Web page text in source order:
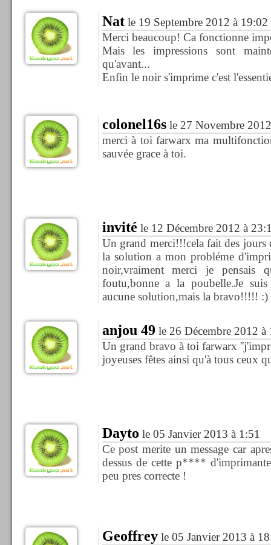
Natle 19 Septembre 2012 à 19:02
Merci beaucoup! Ca fonctionne
Mais les impressions sont
qu'avant...
Enfin le noir s'imprime c'est
colonel16sle 27 Novembre
merci à toi farwarx ma
sauvée grace à toi.
invité le 12 Décembre 2012 à
Un grand merci!!!cela fait des jours
la solution a mon probléme
noir,vraiment merci je pensais
foutu,bonne a la poubelle.Je
aucune solution,mais la bravo!!!!! :)
anjou 49le 26 Décembre 2012 à
Un grand bravo à toi farwarx
joyeuses fêtes ainsi qu'à tous ceux
Dayto le 05 Janvier 2013 à 1:51
Ce post merite un message car
dessus de cette p****
peu pres correcte !
Geoffreyle 05 Janvier 2013 à